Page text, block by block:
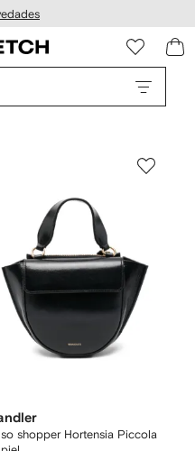
shopper Hortensia Piccola